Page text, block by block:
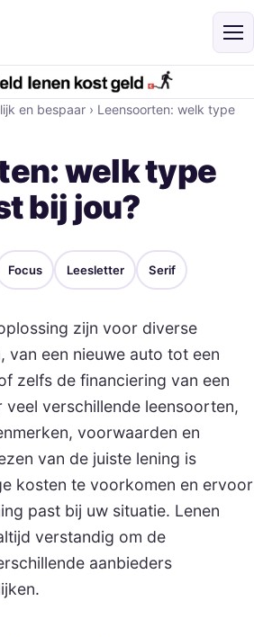
en bespaar › Leensoorten: welk type
welk type
bij jou?
Focus Leesletter Serif
zijn voor diverse
van een nieuwe auto tot een
zelfs de financiering van een
veel verschillende leensoorten,
voorwaarden en
van de juiste lening is
kosten te voorkomen en ervoor
past bij uw situatie. Lenen
verstandig om de
aanbieders